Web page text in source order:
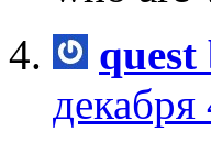
quest